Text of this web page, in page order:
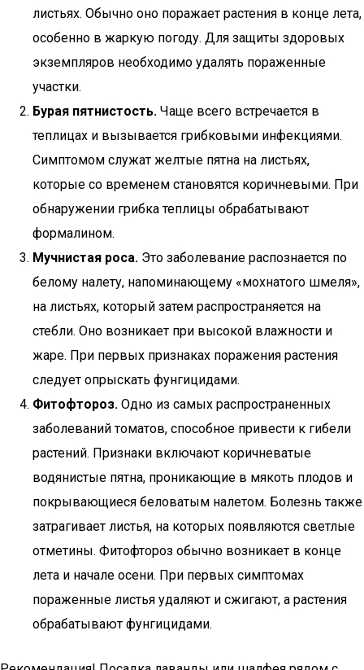
листьях. Обычно оно поражает растения в конце лета,
особенно в жаркую погоду. Для защиты здоровых
экземпляров необходимо удалять пораженные
участки.
Бурая пятнистость. Чаще всего встречается в
теплицах и вызывается грибковыми инфекциями.
Симптомом служат желтые пятна на листьях,
которые со временем становятся коричневыми. При
обнаружении грибка теплицы обрабатывают
формалином.
Мучнистая роса. Это заболевание распознается по
белому налету, напоминающему «мохнатого шмеля»,
на листьях, который затем распространяется на
стебли. Оно возникает при высокой влажности и
жаре. При первых признаках поражения растения
следует опрыскать фунгицидами.
Фитофтороз. Одно из самых распространенных
заболеваний томатов, способное привести к гибели
растений. Признаки включают коричневатые
водянистые пятна, проникающие в мякоть плодов и
покрывающиеся беловатым налетом. Болезнь также
затрагивает листья, на которых появляются светлые
отметины. Фитофтороз обычно возникает в конце
лета и начале осени. При первых симптомах
пораженные листья удаляют и сжигают, а растения
обрабатывают фунгицидами.